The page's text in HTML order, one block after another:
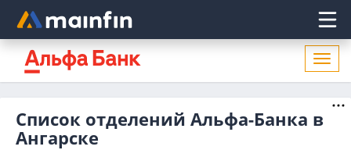
Главное меню
Список отделений Альфа-Банка в
Ангарске